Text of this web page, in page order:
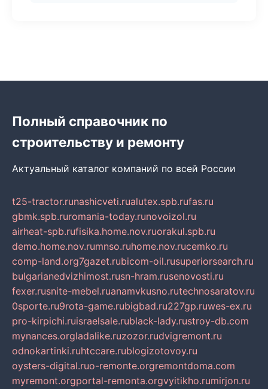
Полный справочник по
строительству и ремонту
Актуальный каталог компаний по всей России
t25-tractor.runashicveti.rualutex.spb.rufas.ru
gbmk.spb.ruromania-today.runovoizol.ru
airheat-spb.rufisika.home.nov.ruorakul.spb.ru
demo.home.nov.rumnso.ruhome.nov.rucemko.ru
comp-land.org7gazet.rubicom-oil.rusuperiorsearch.ru
bulgarianedvizhimost.rusn-hram.rusenovosti.ru
fexer.rusnite-mebel.ruanamvkusno.rutechnosaratov.ru
0sporte.ru9rota-game.rubigbad.ru227gp.ruwes-ex.ru
pro-kirpichi.ruisraelsale.rublack-lady.rustroy-db.com
mynances.orgladalike.ruzozor.rudvigremont.ru
odnokartinki.ruhtccare.rublogizotovoy.ru
oysters-digital.ruo-remonte.orgremontdoma.com
myremont.orgportal-remonta.orgvyitikho.rumirjon.ru